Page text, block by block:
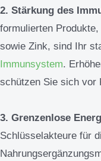
2. Stärkung des
formulierten
sowie Zink, sind Ihr
Immunsystem.
schützen Sie sich vor
3. Grenzenlose
Schlüsselakteure für